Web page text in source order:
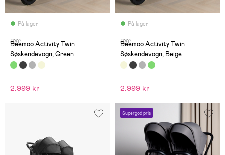
På lager
(29)
Beemoo Activity Twin
Søskendevogn, Green
2.999 kr
På lager
(29)
Beemoo Activity Twin
Søskendevogn, Beige
2.999 kr
Supergod pris